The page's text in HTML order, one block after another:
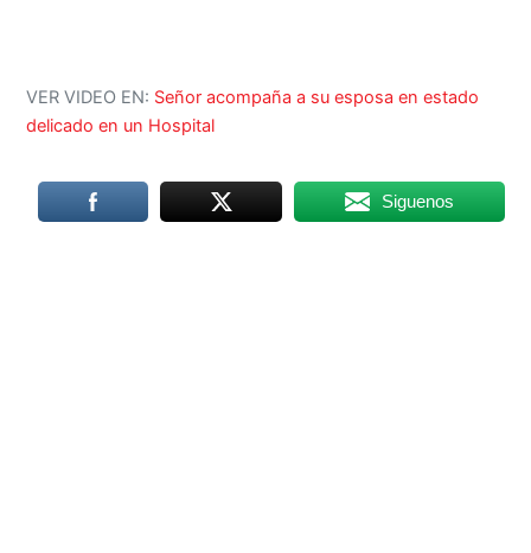
VER VIDEO EN: Señor acompaña a su esposa en estado
delicado en un Hospital
Siguenos